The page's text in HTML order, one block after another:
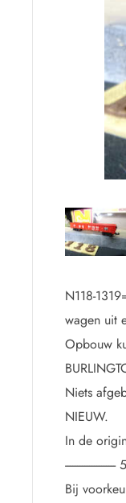
N118-
wagen uit
Opbouw
Niets
NIEUW.
In de
Bij